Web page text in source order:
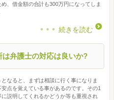
、借金額の合計も300万円になってしま
続きを読む
弁護士の対応は良いか?
なると、まずは相談に行く事になりま
点を覚えている事があるのです。その1
説明してくれるかどうか等も重視され